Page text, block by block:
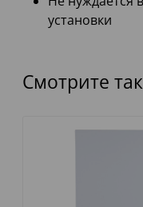
установки
Смотрите